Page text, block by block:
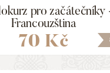
pro začátečníky
Francouzština
70 Kč